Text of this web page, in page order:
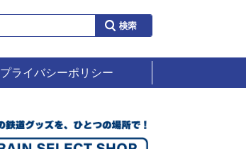
プライバシーポリシー